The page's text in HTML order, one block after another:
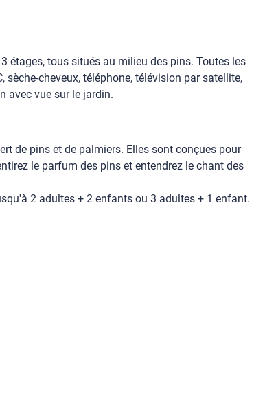
étages, tous situés au milieu des pins. Toutes les
cheveux, téléphone, télévision par satellite,
avec vue sur le jardin.
de pins et de palmiers. Elles sont conçues pour
le parfum des pins et entendrez le chant des
2 adultes + 2 enfants ou 3 adultes + 1 enfant.